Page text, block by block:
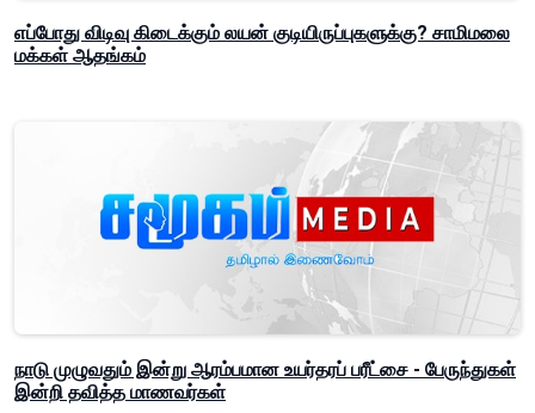
எப்போது விடிவு கிடைக்கும் லயன் குடியிருப்புகளுக்கு? சாமிமலை
மக்கள் ஆதங்கம்
நாடு முழுவதும் இன்று ஆரம்பமான உயர்தரப் பரீட்சை - பேருந்துகள்
இன்றி தவித்த மாணவர்கள்